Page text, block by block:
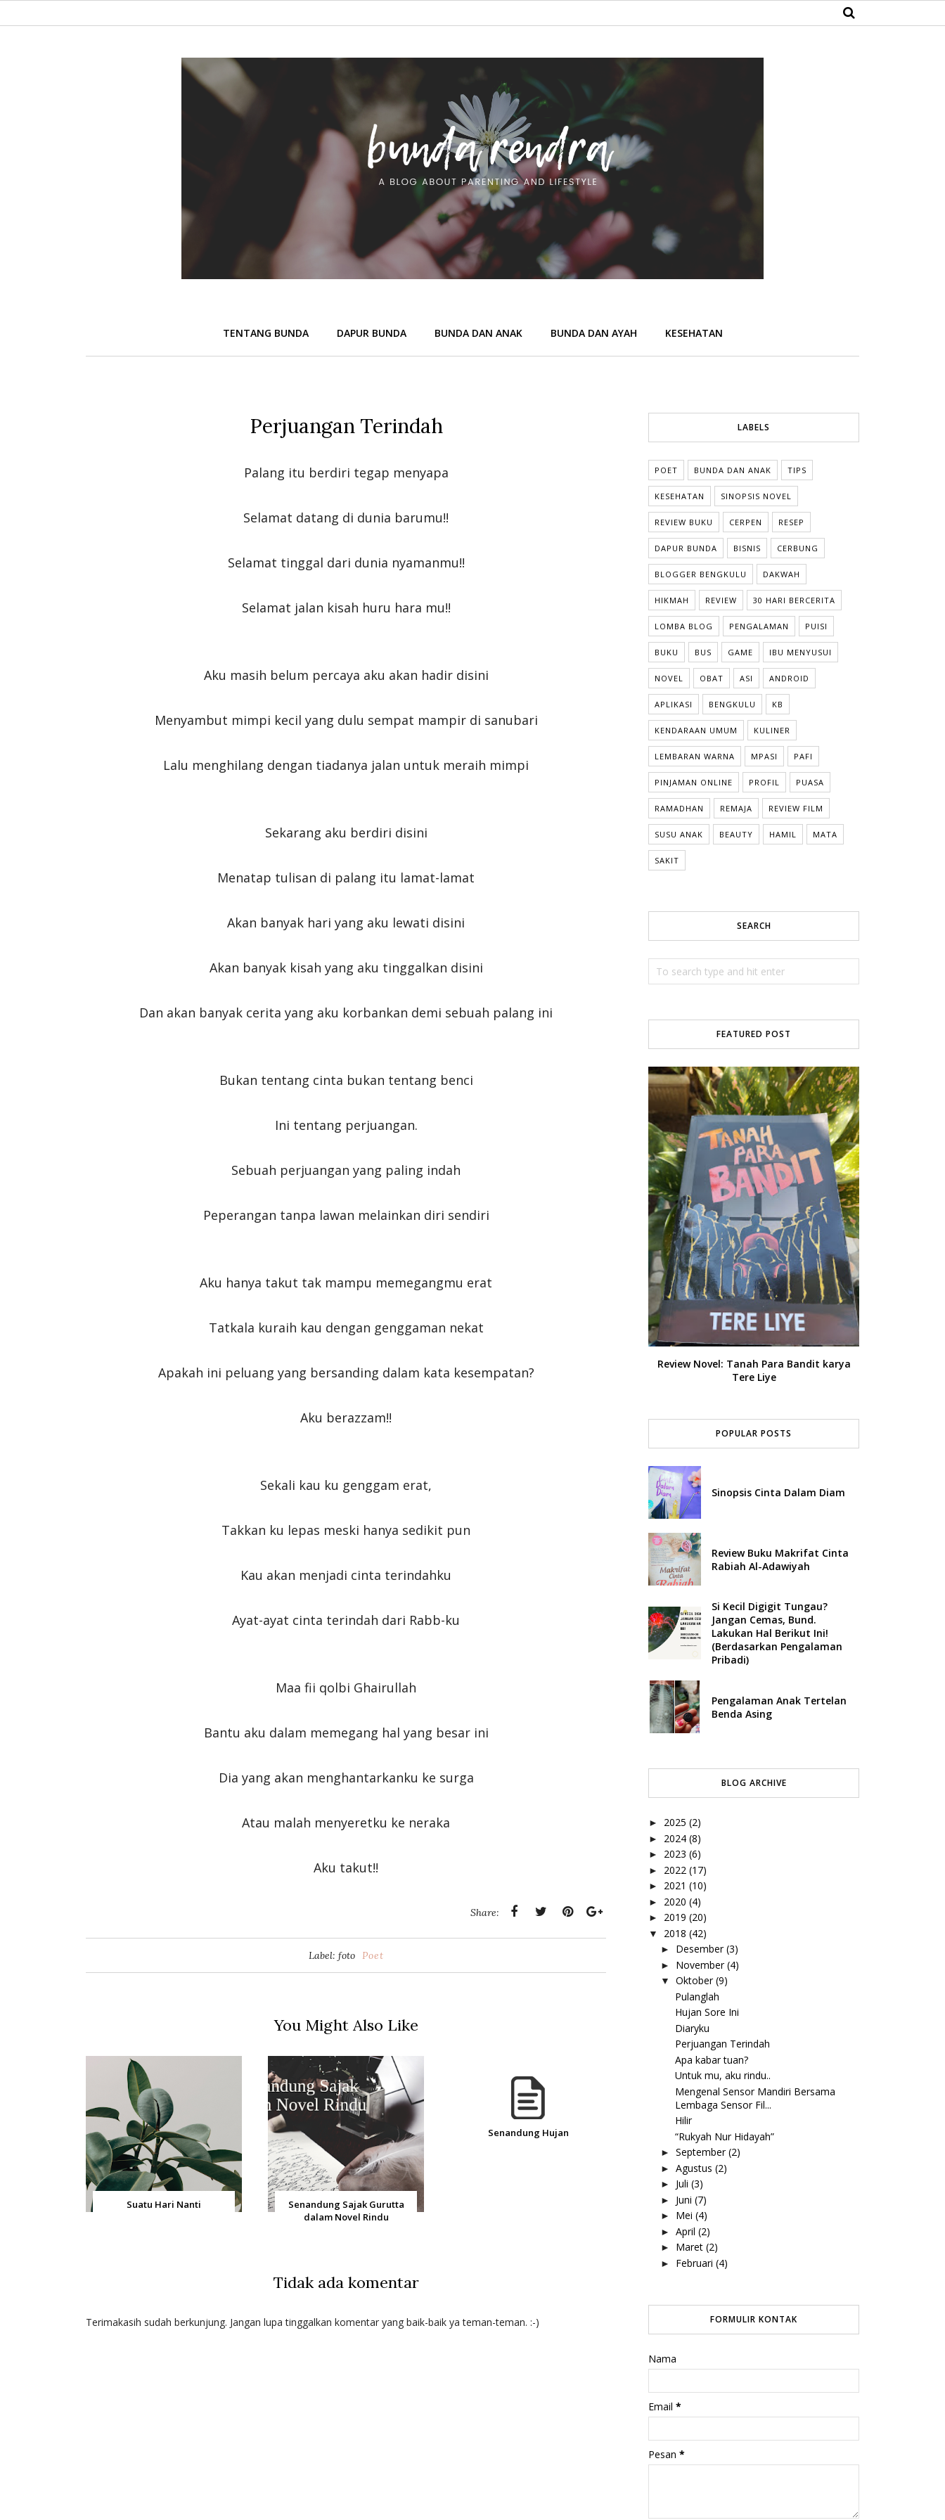
TENTANG BUNDA DAPUR BUNDA BUNDA DAN ANAK BUNDA DAN AYAH KESEHATAN
Perjuangan Terindah
Palang itu berdiri tegap menyapa
Selamat datang di dunia barumu!!
Selamat tinggal dari dunia nyamanmu!!
Selamat jalan kisah huru hara mu!!
Aku masih belum percaya aku akan hadir disini
Menyambut mimpi kecil yang dulu sempat mampir di sanubari
Lalu menghilang dengan tiadanya jalan untuk meraih mimpi
Sekarang aku berdiri disini
Menatap tulisan di palang itu lamat-lamat
Akan banyak hari yang aku lewati disini
Akan banyak kisah yang aku tinggalkan disini
Dan akan banyak cerita yang aku korbankan demi sebuah palang ini
Bukan tentang cinta bukan tentang benci
Ini tentang perjuangan.
Sebuah perjuangan yang paling indah
Peperangan tanpa lawan melainkan diri sendiri
Aku hanya takut tak mampu memegangmu erat
Tatkala kuraih kau dengan genggaman nekat
Apakah ini peluang yang bersanding dalam kata kesempatan?
Aku berazzam!!
Sekali kau ku genggam erat,
Takkan ku lepas meski hanya sedikit pun
Kau akan menjadi cinta terindahku
Ayat-ayat cinta terindah dari Rabb-ku
Maa fii qolbi Ghairullah
Bantu aku dalam memegang hal yang besar ini
Dia yang akan menghantarkanku ke surga
Atau malah menyeretku ke neraka
Aku takut!!
Share:
Label: foto Poet
You Might Also Like
Suatu Hari Nanti
Senandung Sajak Gurutta
dalam Novel Rindu
Senandung Hujan
Tidak ada komentar
Terimakasih sudah berkunjung. Jangan lupa tinggalkan komentar yang baik-baik ya teman-teman. :-)
LABELS
POET BUNDA DAN ANAK TIPS
KESEHATAN SINOPSIS NOVEL
REVIEW BUKU CERPEN RESEP
DAPUR BUNDA BISNIS CERBUNG
BLOGGER BENGKULU DAKWAH
HIKMAH REVIEW 30 HARI BERCERITA
LOMBA BLOG PENGALAMAN PUISI
BUKU BUS GAME IBU MENYUSUI
NOVEL OBAT ASI ANDROID
APLIKASI BENGKULU KB
KENDARAAN UMUM KULINER
LEMBARAN WARNA MPASI PAFI
PINJAMAN ONLINE PROFIL PUASA
RAMADHAN REMAJA REVIEW FILM
SUSU ANAK BEAUTY HAMIL MATA
SAKIT
SEARCH
FEATURED POST
Review Novel: Tanah Para Bandit karya
Tere Liye
POPULAR POSTS
Sinopsis Cinta Dalam Diam
Review Buku Makrifat Cinta
Rabiah Al-Adawiyah
Si Kecil Digigit Tungau?
Jangan Cemas, Bund.
Lakukan Hal Berikut Ini!
(Berdasarkan Pengalaman
Pribadi)
Pengalaman Anak Tertelan
Benda Asing
BLOG ARCHIVE
► 2025 (2)
► 2024 (8)
► 2023 (6)
► 2022 (17)
► 2021 (10)
► 2020 (4)
► 2019 (20)
▼ 2018 (42)
► Desember (3)
► November (4)
▼ Oktober (9)
Pulanglah
Hujan Sore Ini
Diaryku
Perjuangan Terindah
Apa kabar tuan?
Untuk mu, aku rindu..
Mengenal Sensor Mandiri Bersama
Lembaga Sensor Fil...
Hilir
“Rukyah Nur Hidayah”
► September (2)
► Agustus (2)
► Juli (3)
► Juni (7)
► Mei (4)
► April (2)
► Maret (2)
► Februari (4)
FORMULIR KONTAK
Nama
Email *
Pesan *